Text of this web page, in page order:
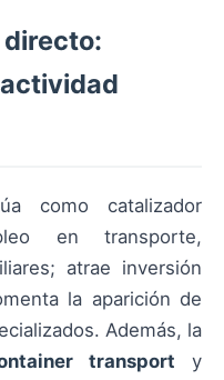
como catalizador
en transporte,
atrae inversión
la aparición de
Además, la
transport y